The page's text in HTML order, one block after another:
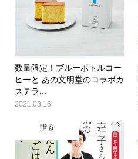
数量限定！ブルーボトルコー
ヒーと あの文明堂のコラボカ
ステラ...
2021.03.16
贈る